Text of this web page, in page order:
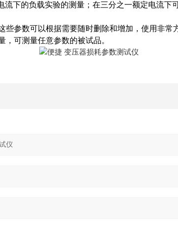
流下的负载实验的测量；在三分之一额定电流下
参数可以根据需要随时删除和增加，使用非常
可测量任意参数的被试品。